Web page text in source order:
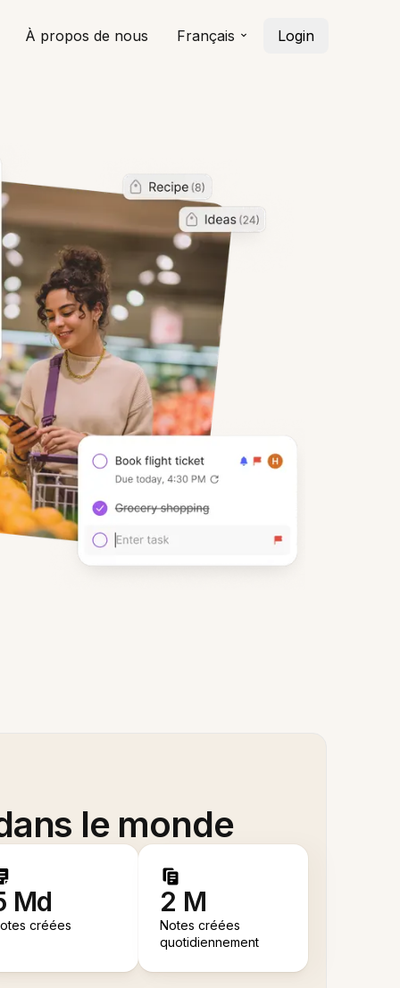
À propos de nous Français Login
le monde
Md
créées
2 M
Notes créées
quotidiennement